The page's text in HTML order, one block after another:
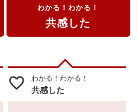
わかる！わかる！
共感した
favorite_border わかる！わかる！
共感した